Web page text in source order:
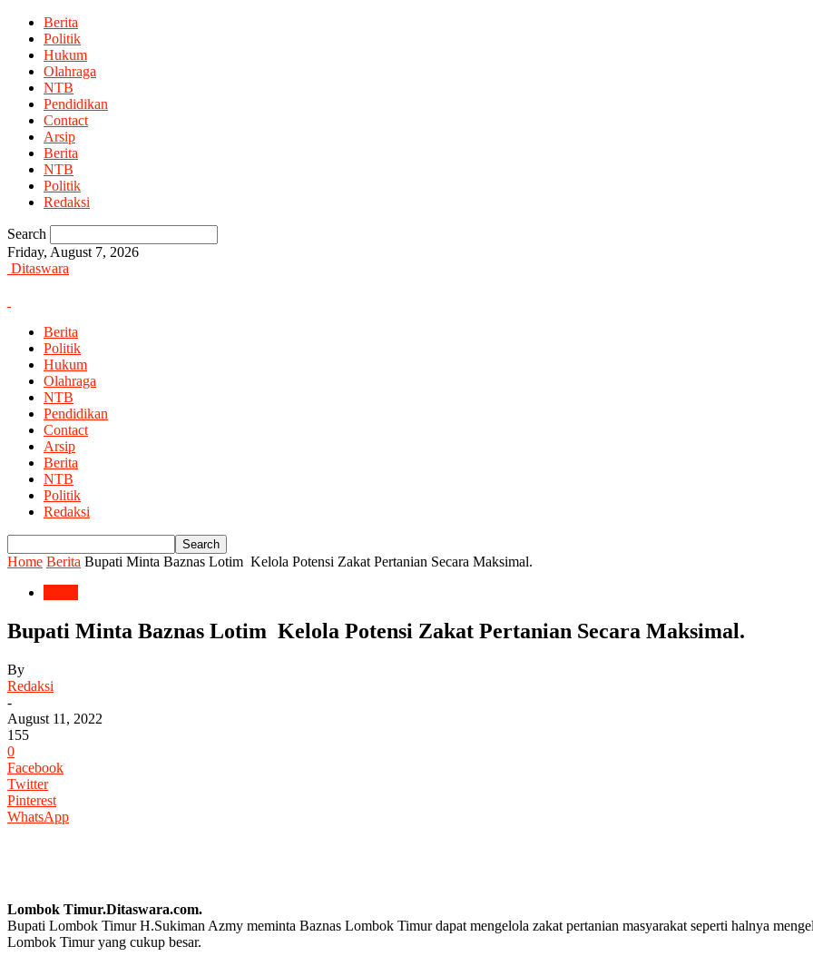
Berita
Politik
Hukum
Olahraga
NTB
Pendidikan
Contact
Arsip
Berita
NTB
Politik
Redaksi
Search
Friday, August 7, 2026
Ditaswara
Berita
Politik
Hukum
Olahraga
NTB
Pendidikan
Contact
Arsip
Berita
NTB
Politik
Redaksi
Home Berita Bupati Minta Baznas Lotim Kelola Potensi Zakat Pertanian Secara Maksimal.
Bupati Minta Baznas Lotim Kelola Potensi Zakat Pertanian Secara Maksimal.
By
Redaksi
-
August 11, 2022
155
0
Facebook
Twitter
Pinterest
WhatsApp
Lombok Timur.Ditaswara.com.
Bupati Lombok Timur H.Sukiman Azmy meminta Baznas Lombok Timur dapat mengelola zakat pertanian masyarakat seperti halnya
Lombok Timur yang cukup besar.